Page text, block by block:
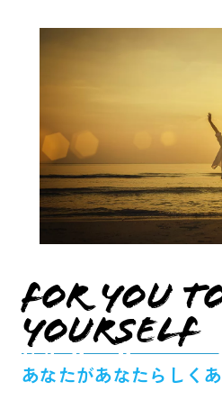
あなたがあなたらしく
For you
yourself